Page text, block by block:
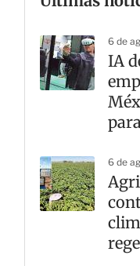
6 de
IA
6 de